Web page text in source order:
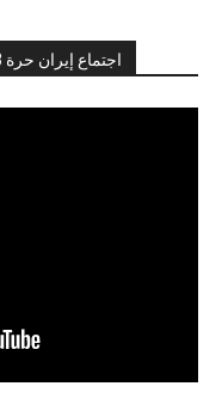
اجتماع إيران حرة 2023: إلى الأمام نحو جمهورية ديمقراطية